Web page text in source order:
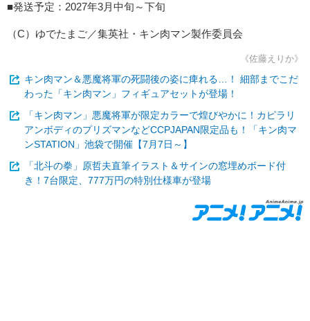
■発送予定：2027年3月中旬～下旬
（C）ゆでたまご／集英社・キン肉マン製作委員会
《佐藤えりか》
キン肉マン＆悪魔将軍の死闘後の姿に痺れる…！ 細部までこだ
わった「キン肉マン」フィギュアセットが登場！
「キン肉マン」悪魔将軍が限定カラーで煌びやかに！カピラリ
アンボディのプリズマンなどCCPJAPAN限定品も！「キン肉マ
ンSTATION」池袋で開催【7月7日～】
「北斗の拳」原哲夫直筆イラスト＆サインの窓埋めボード付
き！7台限定、777万円の特別仕様車が登場